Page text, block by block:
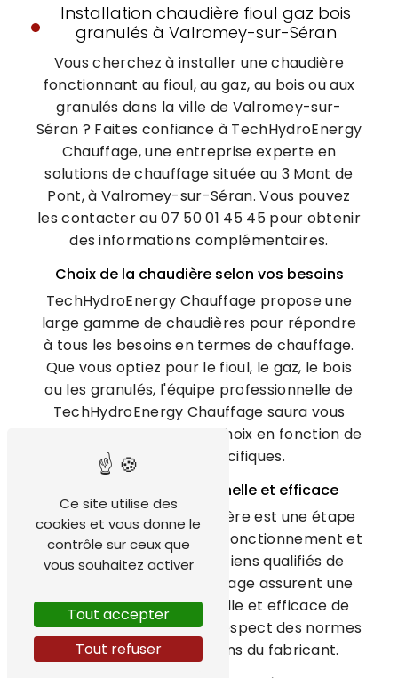
Installation chaudière fioul gaz bois
granulés à Valromey-sur-Séran
Vous cherchez à installer une chaudière
fonctionnant au fioul, au gaz, au bois ou aux
granulés dans la ville de Valromey-sur-
Séran ? Faites confiance à TechHydroEnergy
Chauffage, une entreprise experte en
solutions de chauffage située au 3 Mont de
Pont, à Valromey-sur-Séran. Vous pouvez
les contacter au 07 50 01 45 45 pour obtenir
des informations complémentaires.
Choix de la chaudière selon vos besoins
TechHydroEnergy Chauffage propose une
large gamme de chaudières pour répondre
à tous les besoins en termes de chauffage.
Que vous optiez pour le fioul, le gaz, le bois
ou les granulés, l'équipe professionnelle de
TechHydroEnergy Chauffage saura vous
conseiller sur le meilleur choix en fonction de
vos besoins spécifiques.
Installation professionnelle et efficace
L'installation d'une chaudière est une étape
clé pour garantir son bon fonctionnement et
sa longévité. Les techniciens qualifiés de
TechHydroEnergy Chauffage assurent une
installation professionnelle et efficace de
votre chaudière, dans le respect des normes
et des recommandations du fabricant.
Ce site utilise des
cookies et vous donne le
contrôle sur ceux que
vous souhaitez activer
Tout accepter
Tout refuser